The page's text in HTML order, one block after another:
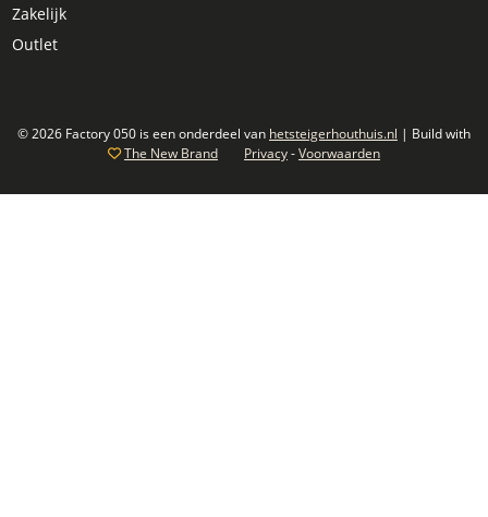
Zakelijk
Outlet
© 2026 Factory 050 is een onderdeel van hetsteigerhouthuis.nl | Build with
The New Brand
Privacy-Voorwaarden